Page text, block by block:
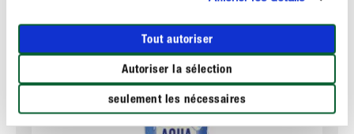
Tout autoriser
Autoriser la sélection
seulement les nécessaires